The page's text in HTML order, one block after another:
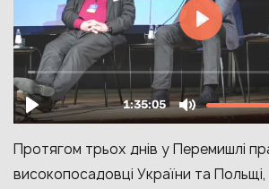
Протягом трьох днів у Перемишлі
високопосадовці України та